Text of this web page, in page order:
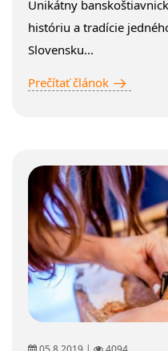
Unikátny
históriu a tradície
Slovensku...
Prečítať článok